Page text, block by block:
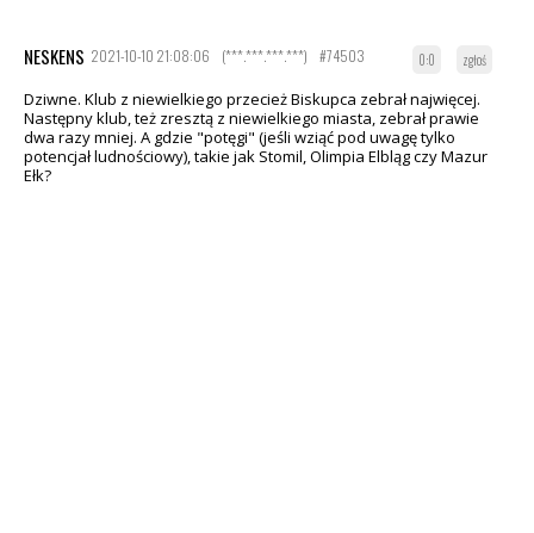
NESKENS 2021-10-10 21:08:06 (***.***.***.***) #74503 0:0 zgłoś
Dziwne. Klub z niewielkiego przecież Biskupca zebrał najwięcej.
Następny klub, też zresztą z niewielkiego miasta, zebrał prawie
dwa razy mniej. A gdzie "potęgi" (jeśli wziąć pod uwagę tylko
potencjał ludnościowy), takie jak Stomil, Olimpia Elbląg czy Mazur
Ełk?